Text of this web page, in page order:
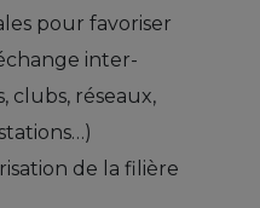
pour favoriser
inter-
clubs, réseaux,
de la filière